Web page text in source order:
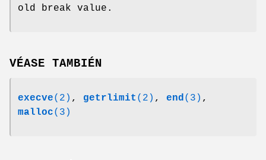
old break value.
VÉASE TAMBIÉN
execve(2) , getrlimit (2) , end(3) ,
malloc(3)